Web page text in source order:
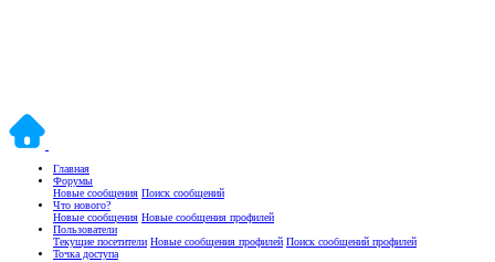
Главная
Форумы
Новые сообщения Поиск сообщений
Что нового?
Новые сообщения Новые сообщения профилей
Пользователи
Текущие посетители Новые сообщения профилей Поиск сообщений профилей
Точка доступа